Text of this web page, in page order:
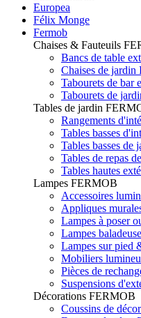
Europea
Félix Monge
Fermob
Chaises & Fauteuils
Bancs de table
Chaises de
Tabourets de bar
Tabourets de
Tables de jardin
Rangements
Tables basses
Tables basses
Tables de repas
Tables hautes
Lampes FERMOB
Accessoires
Appliques
Lampes à poser
Lampes
Lampes sur pied
Mobiliers
Pièces de
Suspensions
Décorations FERMOB
Coussins de